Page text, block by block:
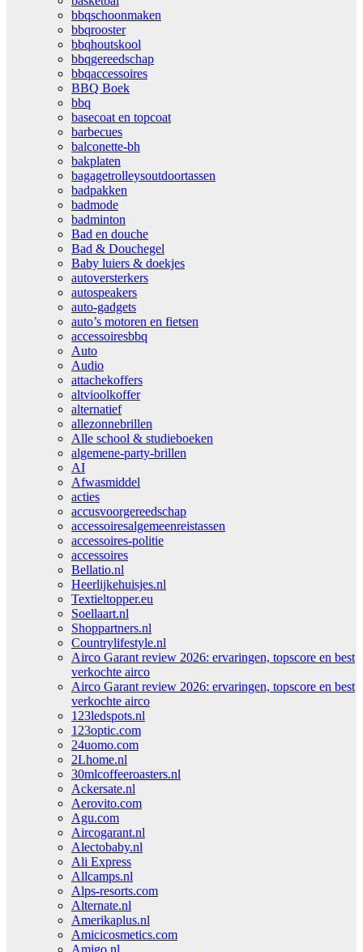
bbqschoonmaken
bbqrooster
bbqhoutskool
bbqgereedschap
bbqaccessoires
BBQ Boek
bbq
basecoat en topcoat
barbecues
balconette-bh
bakplaten
bagagetrolleysoutdoortassen
badpakken
badmode
badminton
Bad en douche
Bad & Douchegel
Baby luiers & doekjes
autoversterkers
autospeakers
auto-gadgets
auto’s motoren en fietsen
accessoiresbbq
Auto
Audio
attachekoffers
altvioolkoffer
alternatief
allezonnebrillen
Alle school & studieboeken
algemene-party-brillen
AI
Afwasmiddel
acties
accusvoorgereedschap
accessoiresalgemeenreistassen
accessoires-politie
accessoires
Bellatio.nl
Heerlijkehuisjes.nl
Textieltopper.eu
Soellaart.nl
Shoppartners.nl
Countrylifestyle.nl
Airco Garant review 2026: ervaringen, topscore en best
verkochte airco
Airco Garant review 2026: ervaringen, topscore en best
verkochte airco
123ledspots.nl
123optic.com
24uomo.com
2Lhome.nl
30mlcoffeeroasters.nl
Ackersate.nl
Aerovito.com
Agu.com
Aircogarant.nl
Alectobaby.nl
Ali Express
Allcamps.nl
Alps-resorts.com
Alternate.nl
Amerikaplus.nl
Amicicosmetics.com
Amigo.nl